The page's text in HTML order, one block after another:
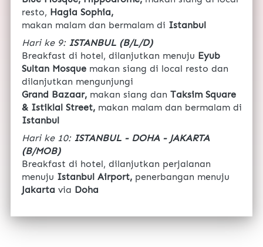
resto, Hagia Sophia,
makan malam dan bermalam di Istanbul
Hari ke 9: ISTANBUL (B/L/D)
Breakfast di hotel, dilanjutkan menuju Eyub
Sultan Mosque makan siang di local resto dan
dilanjutkan mengunjungi
Grand Bazaar, makan siang dan Taksim Square
& Istiklal Street,
Istanbul
Hari ke 10: ISTANBUL - DOHA - JAKARTA
(B/MOB)
Breakfast di hotel, dilanjutkan perjalanan
menuju Istanbul Airport,
Jakarta via Doha